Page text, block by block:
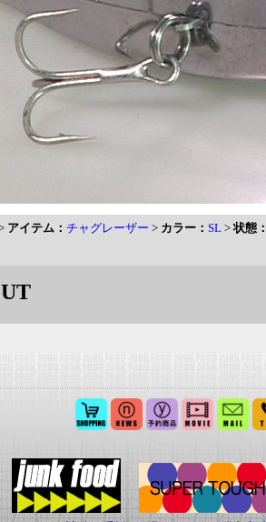
アイテム： チャグレーザー > カラー： SL >状態：